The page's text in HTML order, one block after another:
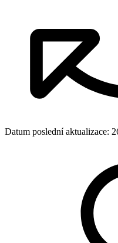
Datum poslední aktualizace: